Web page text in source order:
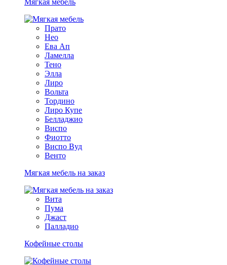
Мягкая мебель
Прато
Нео
Ева Ап
Ламелла
Тено
Элла
Лиро
Вольта
Тордино
Лиро Купе
Белладжио
Виспо
Фиотто
Виспо Вуд
Венто
Мягкая мебель на заказ
Вита
Пума
Джаст
Палладио
Кофейные столы